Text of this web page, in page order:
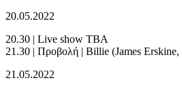
20.05.2022
20.30 | Live show TBA
21.30 | Προβολή | Billie (James
21.05.2022